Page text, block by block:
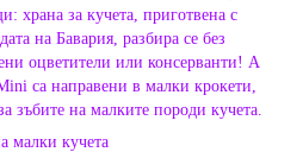
храна за кучета, приготвена с
на Бавария, разбира се без
оцветители или консерванти! А
са направени в малки крокети,
зъбите на малките породи кучета.
малки кучета